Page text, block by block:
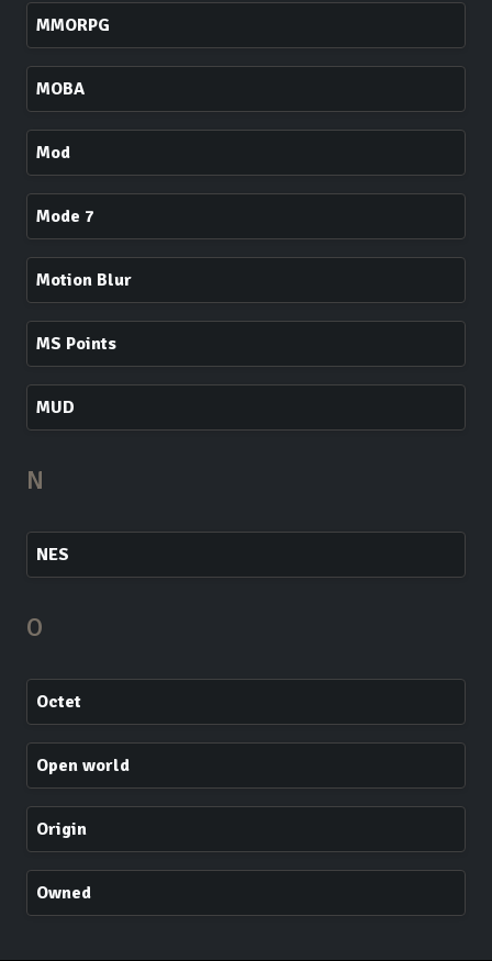
MMORPG
MOBA
Mod
Mode 7
Motion Blur
MS Points
MUD
N
NES
O
Octet
Open world
Origin
Owned